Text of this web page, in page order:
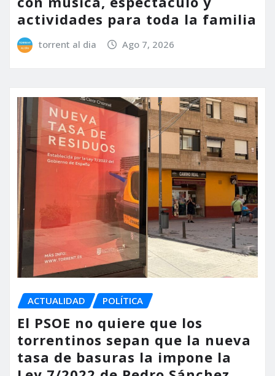
actividades para toda la familia
torrent al dia Ago 7, 2026
ACTUALIDAD POLÍTICA
El PSOE no quiere que los
torrentinos sepan que la nueva
tasa de basuras la impone la